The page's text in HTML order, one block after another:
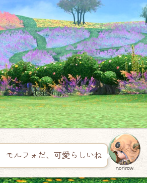
モルフォだ、可愛らしいね
norirow